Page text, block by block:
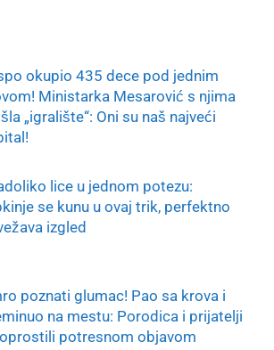
okupio 435 dece pod jednim
Ministarka Mesarović s njima
„igralište“: Oni su naš najveći
lice u jednom potezu:
se kunu u ovaj trik, perfektno
izgled
poznati glumac! Pao sa krova i
na mestu: Porodica i prijatelji
potresnom objavom